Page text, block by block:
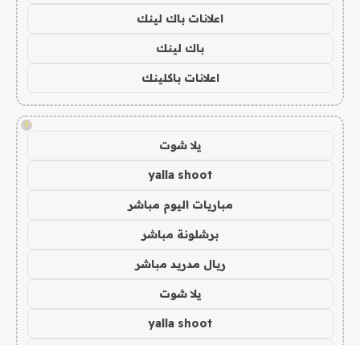
اعلانات باك لينك
باك لينك
اعلانات باكلينك
!
يلا شوت
yalla shoot
مباريات اليوم مباشر
برشلونة مباشر
ريال مدريد مباشر
يلا شوت
yalla shoot